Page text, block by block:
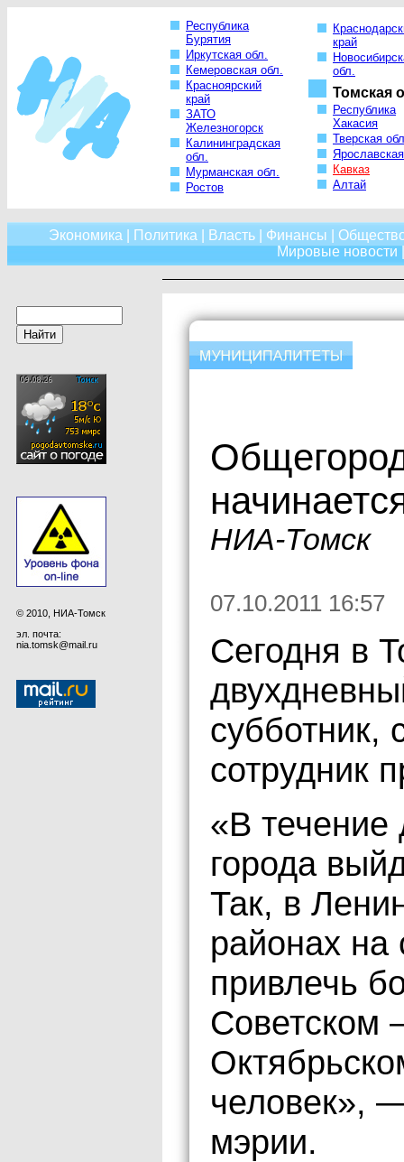
Республика
Бурятия
Иркутская обл.
Кемеровская обл.
Красноярский
край
ЗАТО
Железногорск
Калининградская
обл.
Мурманская обл.
Ростов
край
обл.
Томская
Республика
Хакасия
Тверская
Кавказ
Алтай
Экономика Политика Власть Финансы
Мировые новости
© 2010, НИА-Томск
эл. почта:
nia.tomsk@mail.ru
НИА-Томск
07.10.2011 16:57
Сегодня в
сотрудник
«В течение
города
Так, в
районах на
привлечь
Советском
человек»,
мэрии.